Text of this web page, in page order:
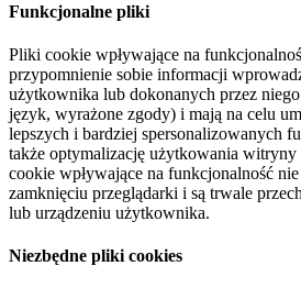
Funkcjonalne pliki
Pliki cookie wpływające na
przypomnienie sobie informacji
użytkownika lub dokonanych przez
język, wyrażone zgody) i mają na celu
lepszych i bardziej spersonalizowanych
także optymalizację użytkowania
cookie wpływające na funkcjonalność
zamknięciu przeglądarki i są trwale
lub urządzeniu użytkownika.
Niezbędne pliki cookies